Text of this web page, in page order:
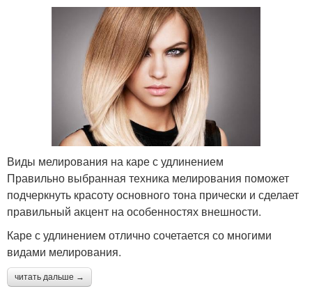
Виды мелирования на каре с удлинением
Правильно выбранная техника мелирования поможет
подчеркнуть красоту основного тона прически и сделает
правильный акцент на особенностях внешности.
Каре с удлинением отлично сочетается со многими
видами мелирования.
читать дальше →